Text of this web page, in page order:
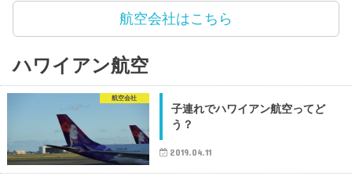
航空会社はこちら
ハワイアン航空
航空会社
子連れでハワイアン航空ってど
う？
2019.04.11